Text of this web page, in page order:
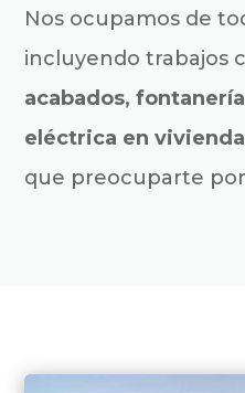
Nos ocupamos de
incluyendo trabajos
acabados,
eléctrica en vivienda
que preocuparte